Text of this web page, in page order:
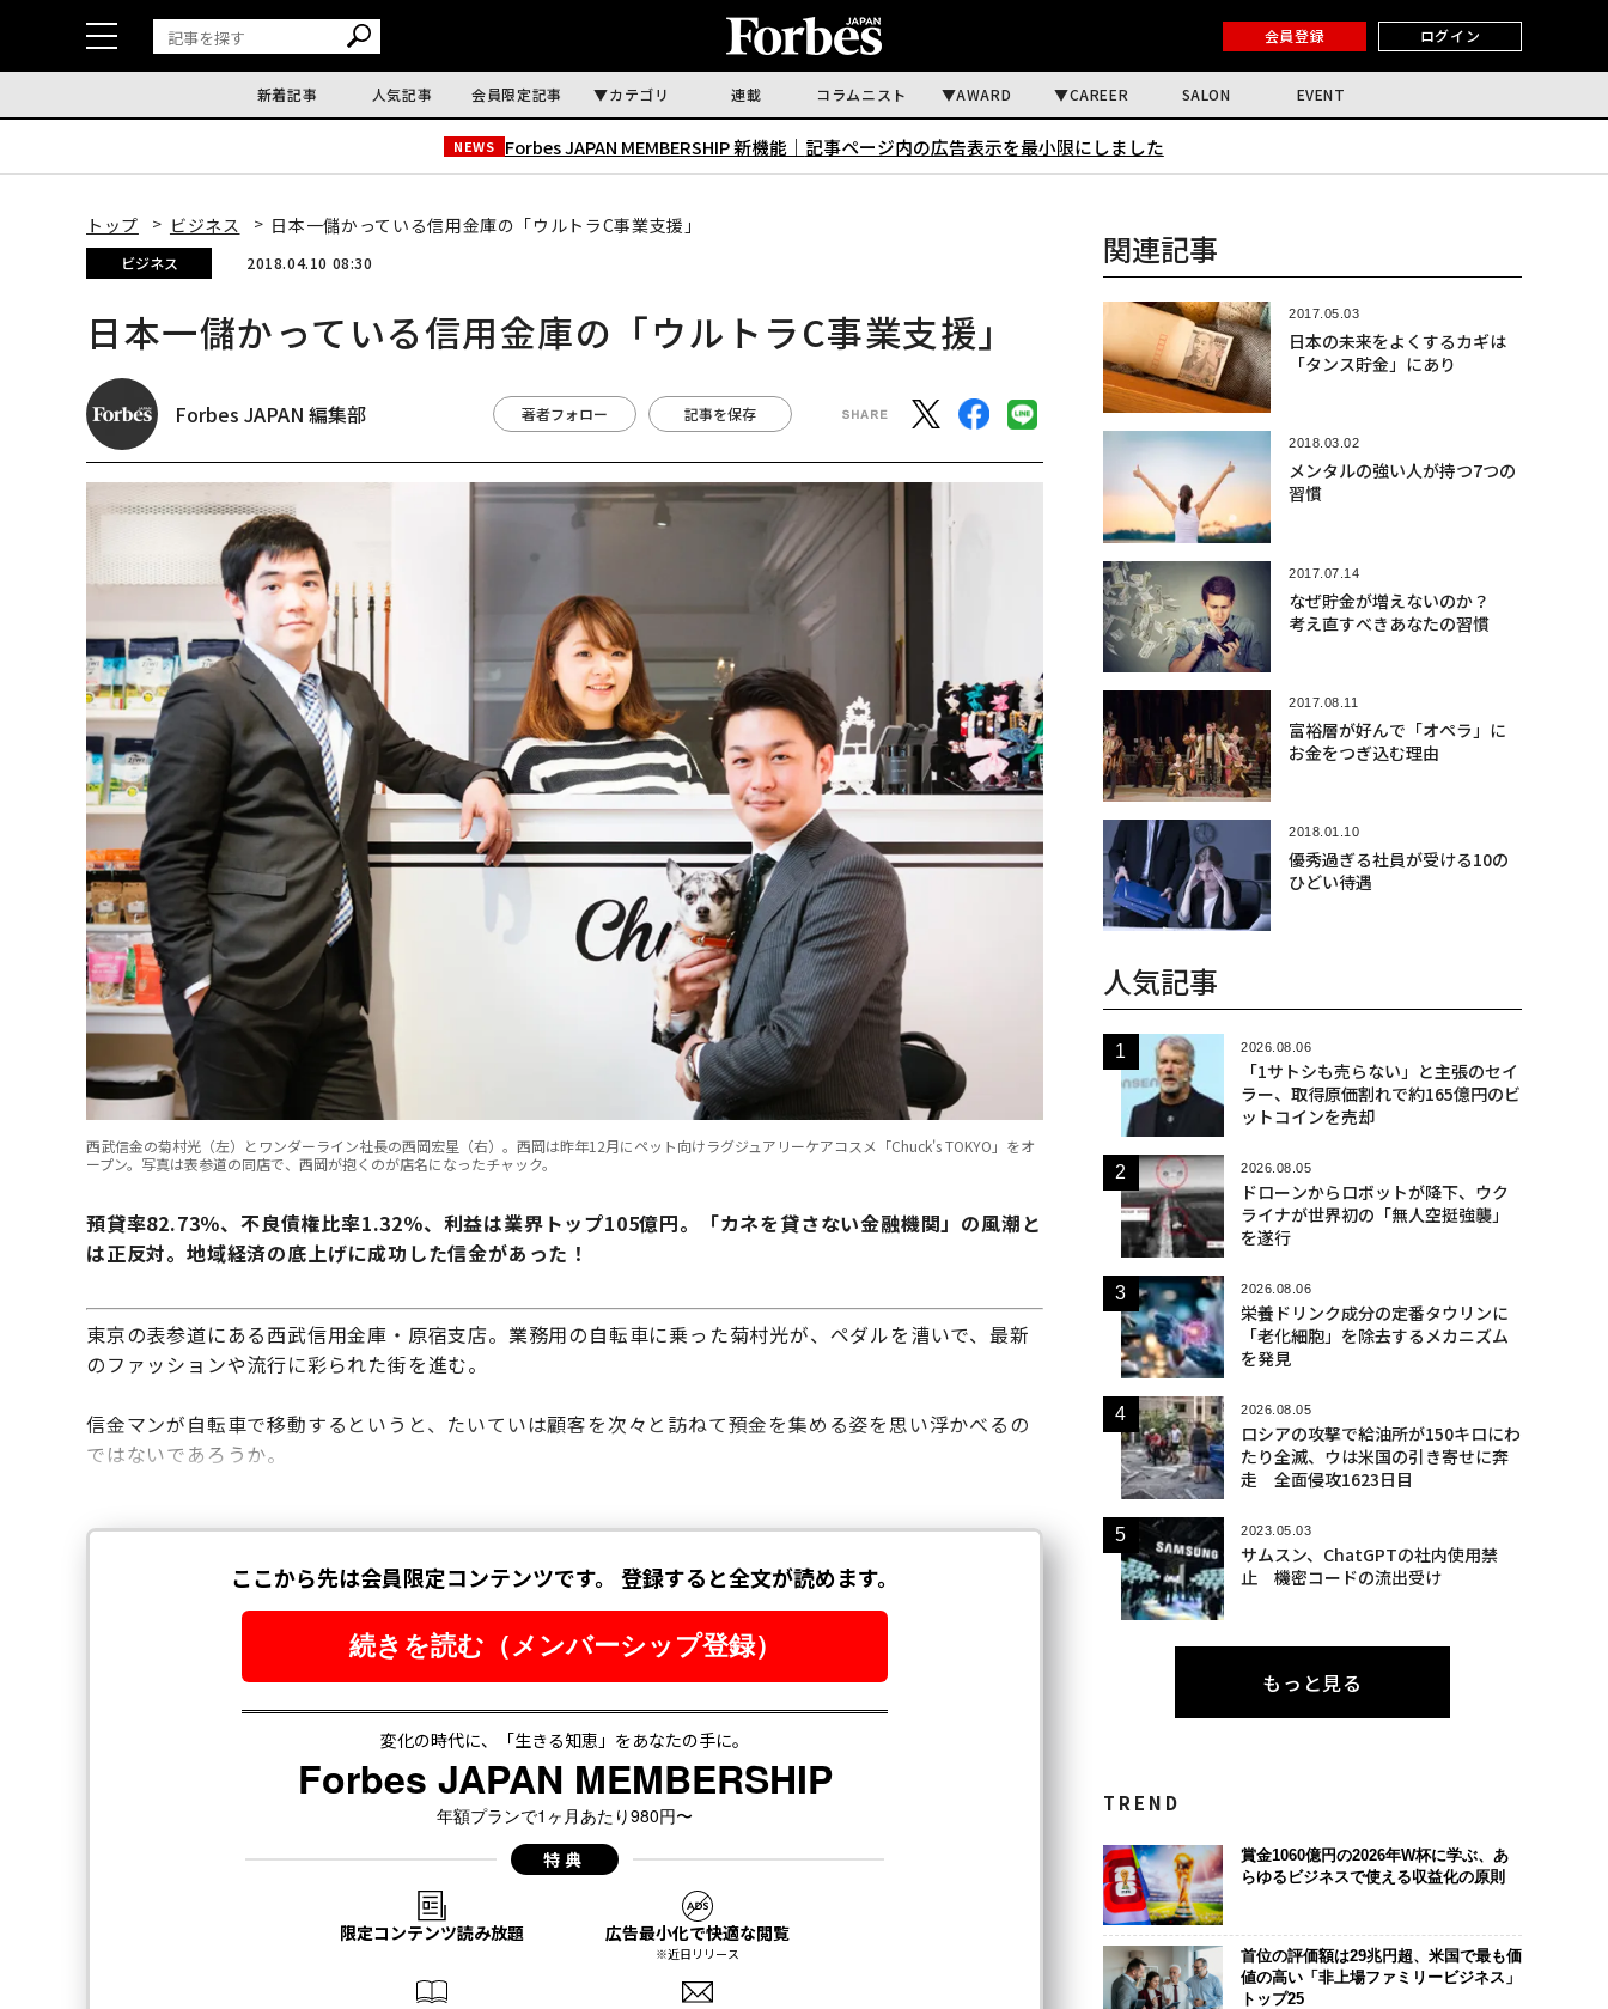
会員登録 ログイン
新着記事 人気記事 会員限定記事 カテゴリ 連載 コラムニスト AWARD CAREER SALON EVENT
NEWS Forbes JAPAN MEMBERSHIP 新機能｜ 記事ページ内の広告表示を最小限にしました
トップ ビジネス 日本一儲かっている信用金庫の「ウルトラC事業支援」
ビジネス 2018.04.10 08:30
日本一儲かっている信用金庫の「ウルトラC事業支援」
Forbes JAPAN 編集部 著者フォロー 記事を保存
西武信金の菊村光（左）とワンダーライン社長の西岡宏星（右）。西岡は昨年12月にペット向けラグジュアリーケアコスメ「Chuck's TOKYO」をオ
ープン。写真は表参道の同店で、西岡が抱くのが店名になったチャック。
預貸率82.73％、不良債権比率1.32％、利益は業界トップ105億円。「カネを貸さない金融機関」の風潮と
は正反対。地域経済の底上げに成功した信金があった！
東京の表参道にある西武信用金庫・原宿支店。業務用の自転車に乗った菊村光が、ペダルを漕いで、最新
のファッションや流行に彩られた街を進む。
信金マンが自転車で移動するというと、たいていは顧客を次々と訪ねて預金を集める姿を思い浮かべるの
ではないであろうか。
文＝樽谷哲也 写真＝佐々木 康
2026年9月号発売中
最新号の購入はこちらから
メンバーシップに登録する
関連記事
2017.05.03
日本の未来をよくするカギは
「タンス貯金」にあり
2018.03.02
メンタルの強い人が持つ7つの
習慣
2017.07.14
なぜ貯金が増えないのか？
考え直すべきあなたの習慣
2017.08.11
富裕層が好んで「オペラ」に
お金をつぎ込む理由
2018.01.10
優秀過ぎる社員が受ける10の
ひどい待遇
人気記事
2026.08.06
「1サトシも売らない」と主張のセイ
ラー、取得原価割れで約165億円のビ
ットコインを売却
2026.08.05
ドローンからロボットが降下、ウク
ライナが世界初の「無人空挺強襲」
を遂行
2026.08.06
栄養ドリンク成分の定番タウリンに
「老化細胞」を除去するメカニズム
を発見
2026.08.05
ロシアの攻撃で給油所が150キロにわ
たり全滅、ウは米国の引き寄せに奔
走 全面侵攻1623日目
2023.05.03
サムスン、ChatGPTの社内使用禁
止 機密コードの流出受け
もっと見る
TREND
賞金1060億円の2026年W杯に学ぶ、あ
らゆるビジネスで使える収益化の原則
首位の評価額は29兆円超、米国で最も価
値の高い「非上場ファミリービジネス」
トップ25